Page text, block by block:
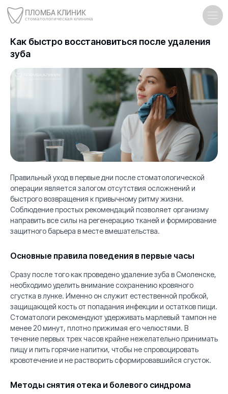
ПЛОМБА КЛИНИК
стоматологическая клиника
Как быстро восстановиться после удаления
зуба
Правильный уход в первые дни после стоматологической
операции является залогом отсутствия осложнений и
быстрого возвращения к привычному ритму жизни.
Соблюдение простых рекомендаций позволяет организму
направить все силы на регенерацию тканей и формирование
защитного барьера в месте вмешательства.
Основные правила поведения в первые часы
Сразу после того как проведено удаление зуба в Смоленске,
необходимо уделить внимание сохранению кровяного
сгустка в лунке. Именно он служит естественной пробкой,
защищающей кость от попадания инфекции и остатков пищи.
Стоматологи рекомендуют удерживать марлевый тампон не
менее 20 минут, плотно прижимая его челюстями. В
течение первых трех часов крайне нежелательно принимать
пищу и пить горячие напитки, чтобы не спровоцировать
кровотечение и не растворить сформировавшийся сгусток.
Методы снятия отека и болевого синдрома